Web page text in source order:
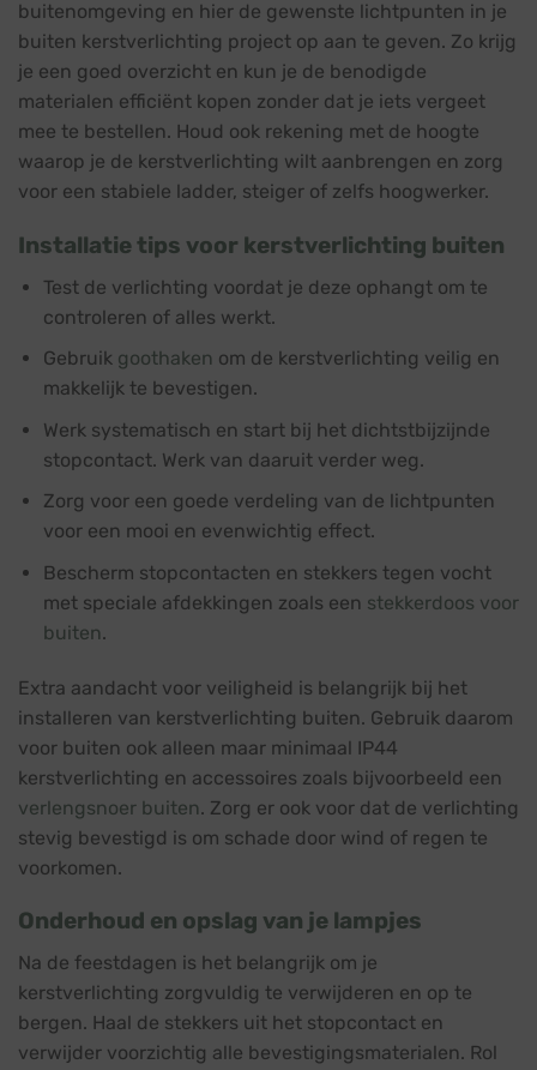
buitenomgeving en hier de gewenste lichtpunten in je
buiten kerstverlichting project op aan te geven. Zo krijg
je een goed overzicht en kun je de benodigde
materialen efficiënt kopen zonder dat je iets vergeet
mee te bestellen. Houd ook rekening met de hoogte
waarop je de kerstverlichting wilt aanbrengen en zorg
voor een stabiele ladder, steiger of zelfs hoogwerker.
Installatie tips voor kerstverlichting buiten
Test de verlichting voordat je deze ophangt om te
controleren of alles werkt.
Gebruik goothaken om de kerstverlichting veilig en
makkelijk te bevestigen.
Werk systematisch en start bij het dichtstbijzijnde
stopcontact. Werk van daaruit verder weg.
Zorg voor een goede verdeling van de lichtpunten
voor een mooi en evenwichtig effect.
Bescherm stopcontacten en stekkers tegen vocht
met speciale afdekkingen zoals een stekkerdoos voor
buiten.
Extra aandacht voor veiligheid is belangrijk bij het
installeren van kerstverlichting buiten. Gebruik daarom
voor buiten ook alleen maar minimaal IP44
kerstverlichting en accessoires zoals bijvoorbeeld een
verlengsnoer buiten. Zorg er ook voor dat de verlichting
stevig bevestigd is om schade door wind of regen te
voorkomen.
Onderhoud en opslag van je lampjes
Na de feestdagen is het belangrijk om je
kerstverlichting zorgvuldig te verwijderen en op te
bergen. Haal de stekkers uit het stopcontact en
verwijder voorzichtig alle bevestigingsmaterialen. Rol